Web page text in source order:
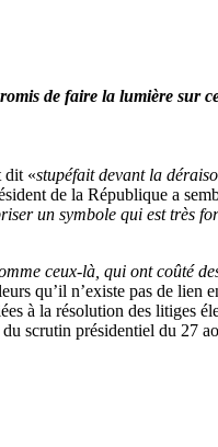
de faire la lumière sur
dit «stupéfait devant la
de la République a
un symbole qui est très
ceux-là, qui ont coûté
qu’il n’existe pas de lien
à la résolution des litiges
scrutin présidentiel du 27